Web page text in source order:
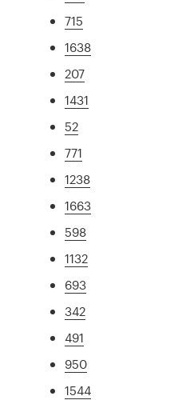
715
1638
207
1431
52
771
1238
1663
598
1132
693
342
491
950
1544